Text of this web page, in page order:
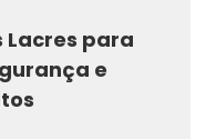
Lacres para
e